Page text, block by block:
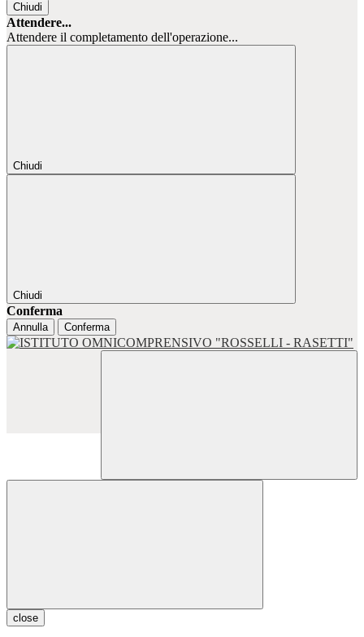
Chiudi
Attendere...
Attendere il completamento dell'operazione...
Chiudi
Chiudi
Conferma
Annulla Conferma
close